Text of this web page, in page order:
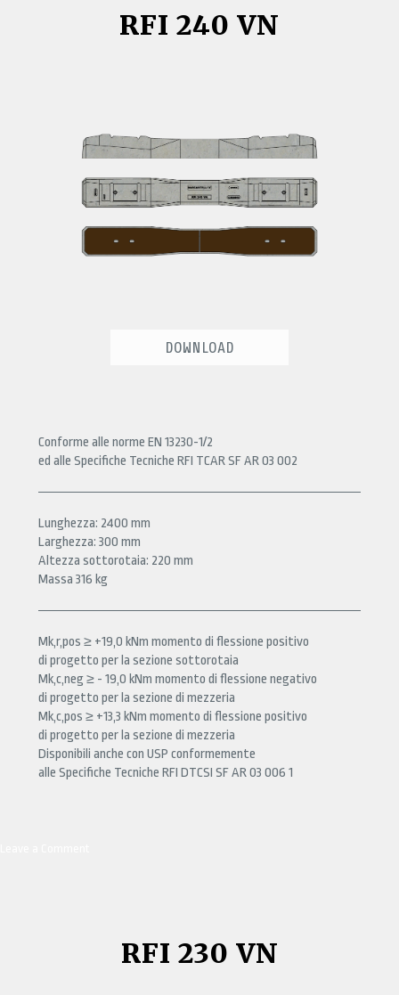
RFI 240 VN
DOWNLOAD
Conforme alle norme EN 13230-1/2
ed alle Specifiche Tecniche RFI TCAR SF AR 03 002
Lunghezza: 2400 mm
Larghezza: 300 mm
Altezza sottorotaia: 220 mm
Massa 316 kg
Mk,r,pos ≥ +19,0 kNm momento di flessione positivo
di progetto per la sezione sottorotaia
Mk,c,neg ≥ - 19,0 kNm momento di flessione negativo
di progetto per la sezione di mezzeria
Mk,c,pos ≥ +13,3 kNm momento di flessione positivo
di progetto per la sezione di mezzeria
Disponibili anche con USP conformemente
alle Specifiche Tecniche RFI DTCSI SF AR 03 006 1
RFI 230 VN